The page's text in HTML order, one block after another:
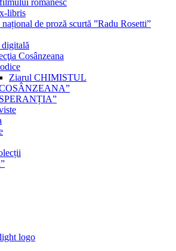
românesc
libris
de proză scurtă ”Radu Rosetti”
Cosânzeana
Ziarul CHIMISTUL